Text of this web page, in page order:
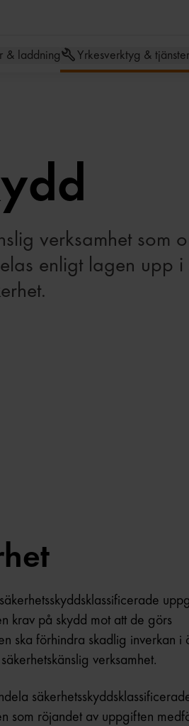
& laddning Yrkesverktyg & tjänster
verksamhet som
enligt lagen upp i
krav på skydd mot att de görs
ska förhindra skadlig inverkan i
verksamhet.
som röjandet av uppgiften